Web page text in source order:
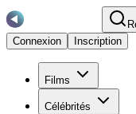
Connexion
Inscription
Films
Célébrités